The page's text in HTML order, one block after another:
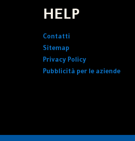
HELP
Contatti
Sitemap
Privacy Policy
Pubblicità per le aziende